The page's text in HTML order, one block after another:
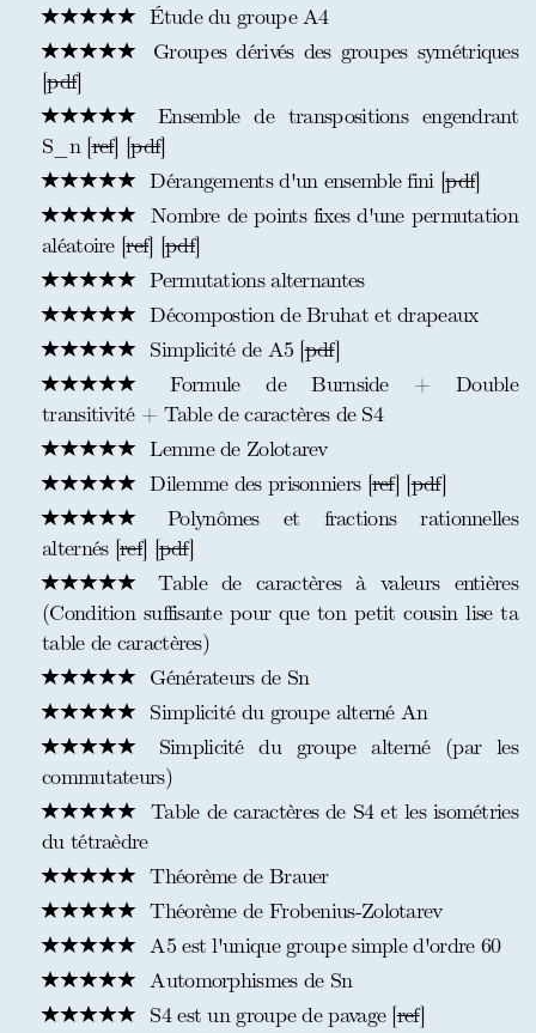
Étude du groupe A4
Groupes dérivés des groupes symétriques
[pdf]
Ensemble de transpositions engendrant
S_n [ref] [pdf]
Dérangements d'un ensemble fini [pdf]
Nombre de points fixes d'une permutation
aléatoire [ref] [pdf]
Permutations alternantes
Décompostion de Bruhat et drapeaux
Simplicité de A5 [pdf]
Formule de Burnside + Double
transitivité + Table de caractères de S4
Lemme de Zolotarev
Dilemme des prisonniers [ref] [pdf]
Polynômes et fractions rationnelles
alternés [ref] [pdf]
Table de caractères à valeurs entières
(Condition suffisante pour que ton petit cousin lise ta
table de caractères)
Générateurs de Sn
Simplicité du groupe alterné An
Simplicité du groupe alterné (par les
commutateurs)
Table de caractères de S4 et les isométries
du tétraèdre
Théorème de Brauer
Théorème de Frobenius-Zolotarev
A5 est l'unique groupe simple d'ordre 60
Automorphismes de Sn
S4 est un groupe de pavage [ref]